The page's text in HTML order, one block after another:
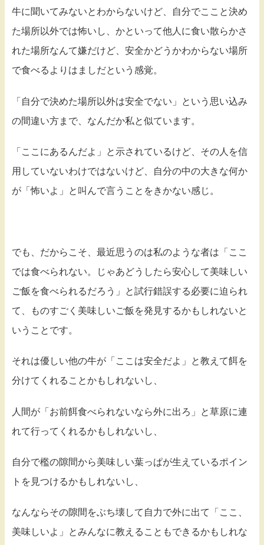
牛に聞いてみないとわからないけど、自分でここと決め
た場所以外では怖いし、かといって他人に食い散らかさ
れた場所なんて嫌だけど、安全かどうかわからない場所
で食べるよりはましだという感覚。
「自分で決めた場所以外は安全でない」という思い込み
の間違い方まで、なんだか私と似ています。
「ここにあるんだよ」と示されているけど、その人を信
用していないわけではないけど、自分の中の大きな何か
が「怖いよ」と叫んで言うことをきかない感じ。
でも、だからこそ、最近思うのは私のような者は「ここ
では食べられない。じゃあどうしたら安心して美味しい
ご飯を食べられるだろう」と試行錯誤する必要に迫られ
て、ものすごく美味しいご飯を発見するかもしれないと
いうことです。
それは優しい他の牛が「ここは安全だよ」と教えて餌を
分けてくれることかもしれないし、
人間が「お前餌食べられないなら外に出ろ」と草原に連
れて行ってくれるかもしれないし、
自分で檻の隙間から美味しい葉っぱが生えているポイン
トを見つけるかもしれないし、
なんならその隙間をぶち壊して自力で外に出て「ここ、
美味しいよ」とみんなに教えることもできるかもしれな